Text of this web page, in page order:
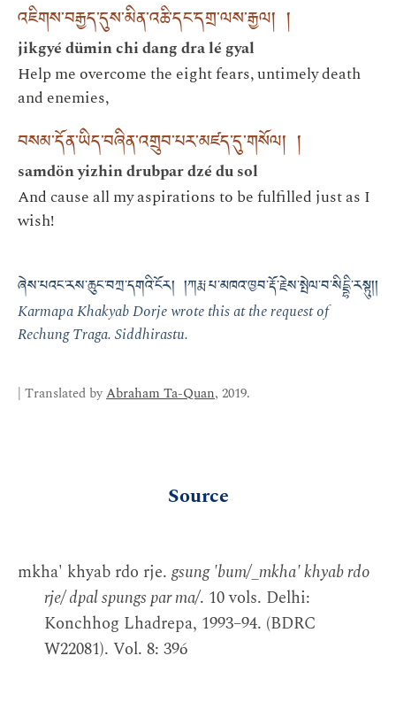
འཇིགས་བརྒྱད་དུས་མིན་འཆི་དང་དགྲ་ལས་རྒྱལ། །
jikgyé dümin chi dang dra lé gyal
Help me overcome the eight fears, untimely death
and enemies,
བསམ་དོན་ཡིད་བཞིན་འགྲུབ་པར་མཛད་དུ་གསོལ། །
samdön yizhin drubpar dzé du sol
And cause all my aspirations to be fulfilled just as I
wish!
ཞེས་པའང་རས་ཆུང་བཀྲ་དགའི་ངོར། །ཀརྨ་པ་མཁའ་ཁྱབ་རྡོ་རྗེས་སྤེལ་བ་སིདྡྷི་རསྟུ།།
Karmapa Khakyab Dorje wrote this at the request of
Rechung Traga. Siddhirastu.
| Translated byAbraham Ta-Quan, 2019.
Source
mkha' khyab rdo rje.gsung 'bum/_mkha' khyab rdo
rje/ dpal spungs par ma/. 10 vols. Delhi:
Konchhog Lhadrepa, 1993–94. (BDRC
W22081). Vol. 8: 396